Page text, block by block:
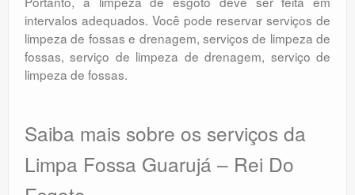
intervalos adequados. Você pode reservar serviços de
limpeza de fossas e drenagem, serviços de limpeza de
fossas, serviço de limpeza de drenagem, serviço de
limpeza de fossas.
Saiba mais sobre os serviços da
Limpa Fossa Guarujá – Rei Do